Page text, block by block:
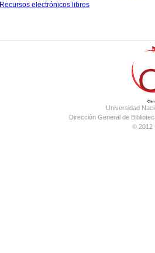
Recursos electrónicos libres
Universidad
Dirección General de
© 2012